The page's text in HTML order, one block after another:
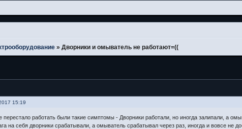
» Дворники и омыватель не работают=((
15:19
перестало работать были такие симптомы - Дворники работали, но иногда залипали, а
на себя дворники срабатывали, а омыватель срабатывал через раз, иногда и вовсе не